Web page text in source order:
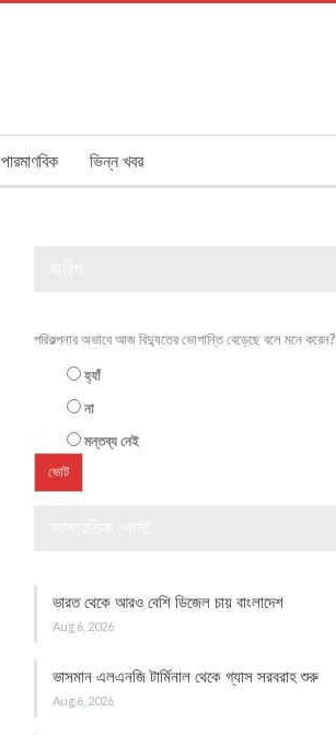
পারমাণবিক ভিন্ন খবর
পরিকল্পনার অভাবে আজ বিদ্যুতের ভোগান্তি বেড়েছে বলে মনে করেন?
হ্যাঁ
না
মন্তব্য নেই
ভারত থেকে আরও বেশি ডিজেল চায় বাংলাদেশ
Aug 6, 2026
ভাসমান এলএনজি টার্মিনাল থেকে গ্যাস সরবরাহ শুরু
Aug 6, 2026